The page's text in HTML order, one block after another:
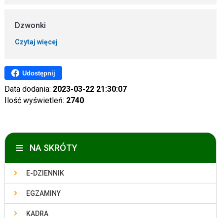
Dzwonki
Czytaj więcej
Udostępnij
Data dodania: 2023-03-22 21:30:07
Ilość wyświetleń: 2740
NA SKRÓTY
E-DZIENNIK
EGZAMINY
KADRA